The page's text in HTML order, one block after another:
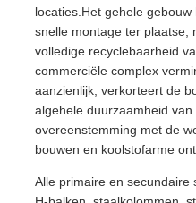
Producten
Over ons
Fabriekstocht
locaties.Het gehele
snelle montage ter plaatse,
volledige recyclebaarheid
commerciële complex
aanzienlijk, verkorteert de
algehele duurzaamheid
overeenstemming met de
bouwen en koolstofarme
Alle primaire en